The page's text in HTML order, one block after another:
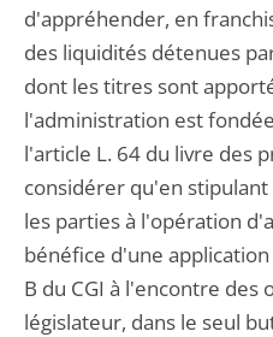
d'appréhender, en
des liquidités détenues
dont les titres sont
l'administration est
l'article L. 64 du livre des
considérer qu'en
les parties à l'opération
bénéfice d'une
B du CGI à l'encontre des
législateur, dans le seul